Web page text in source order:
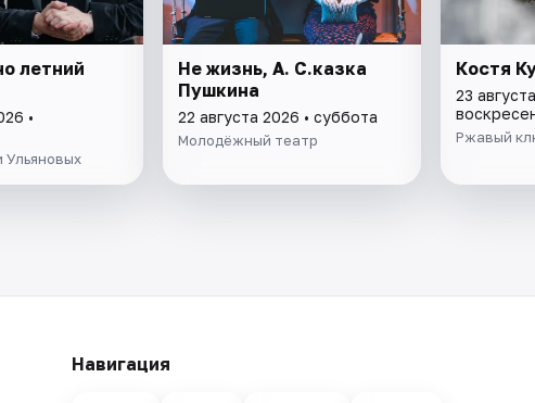
летний
•
Ульяновых
Не жизнь, А. С.казка
Пушкина
22 августа 2026 • суббота
Молодёжный театр
Костя
23
Ржавый
Навигация